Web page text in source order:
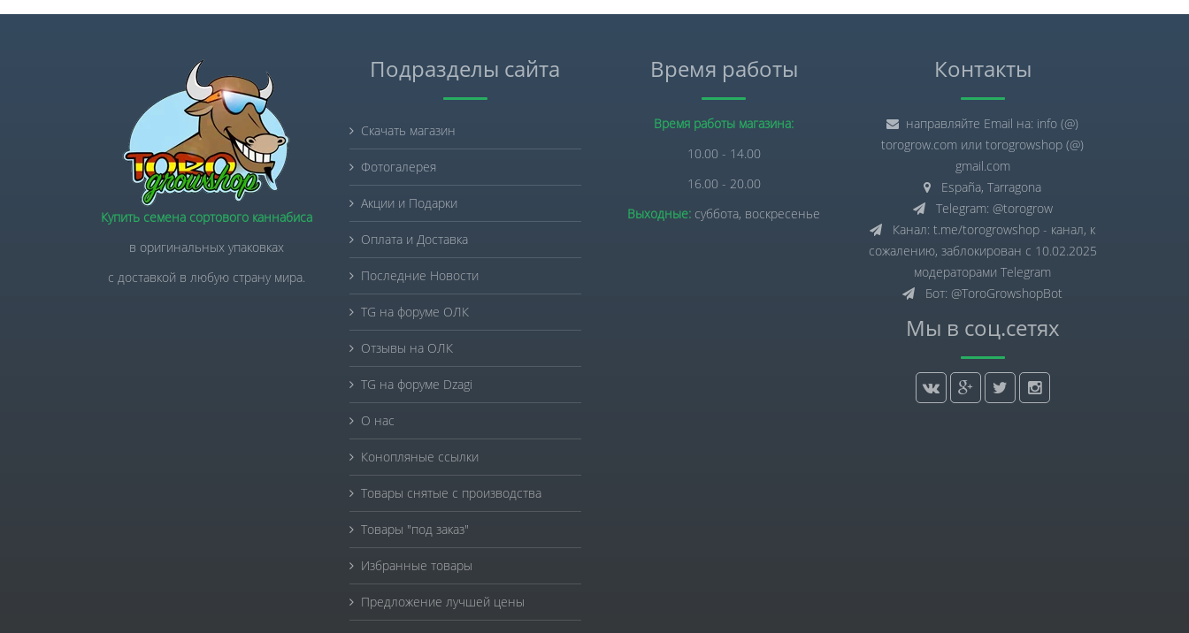
Купить семена сортового каннабиса
в оригинальных упаковках
с доставкой в любую страну мира.
Подразделы сайта
Скачать магазин
Фотогалерея
Акции и Подарки
Оплата и Доставка
Последние Новости
TG на форуме ОЛК
Отзывы на ОЛК
TG на форуме Dzagi
О нас
Конопляные ссылки
Товары снятые с производства
Товары "под заказ"
Избранные товары
Предложение лучшей цены
Время работы
Время работы магазина:
10.00 - 14.00
16.00 - 20.00
Выходные: суббота, воскресенье
Контакты
направляйте Email на: info (@)
torogrow.com или torogrowshop (@)
gmail.com
España, Tarragona
Telegram: @torogrow
Канал: t.me/torogrowshop - канал, к
сожалению, заблокирован с 10.02.2025
модераторами Telegram
Бот: @ToroGrowshopBot
Мы в соц.сетях